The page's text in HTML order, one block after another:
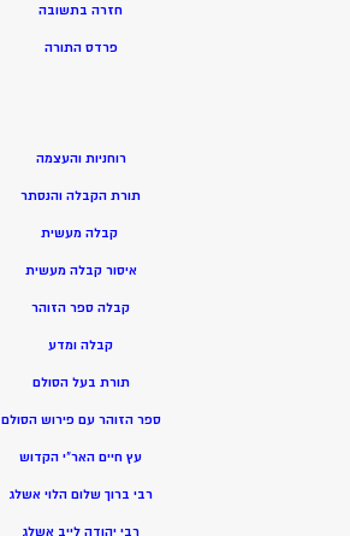
חזרה בתשובה
פרדס התורה
רוחניות והעצמה
תורת הקבלה והנסתר
קבלה מעשית
איסור קבלה מעשית
קבלה ספר הזוהר
קבלה ומדע
תורת בעל הסולם
ספר הזוהר עם פירוש הסולם
עץ חיים האר”י הקדוש
רבי ברוך שלום הלוי אשלג
רבי יהודה לייב אשלג